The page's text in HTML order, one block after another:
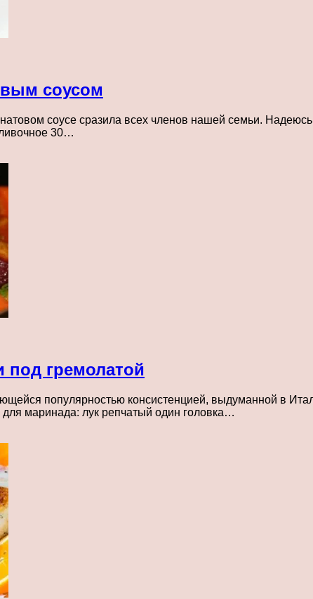
соусом
соусе сразила всех членов нашей семьи.
30…
под гремолатой
популярностью консистенцией, выдуманной в
для маринада: лук репчатый один головка…